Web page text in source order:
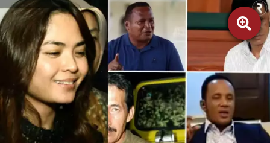

Tangkapan layar YouTube Ngomongin Politik